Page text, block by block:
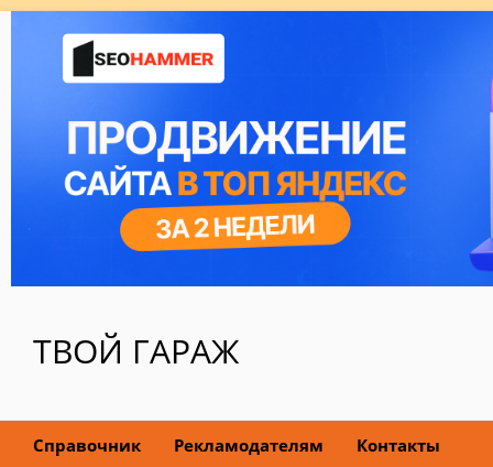
ТВОЙ ГАРАЖ
Справочник Рекламодателям Контакты